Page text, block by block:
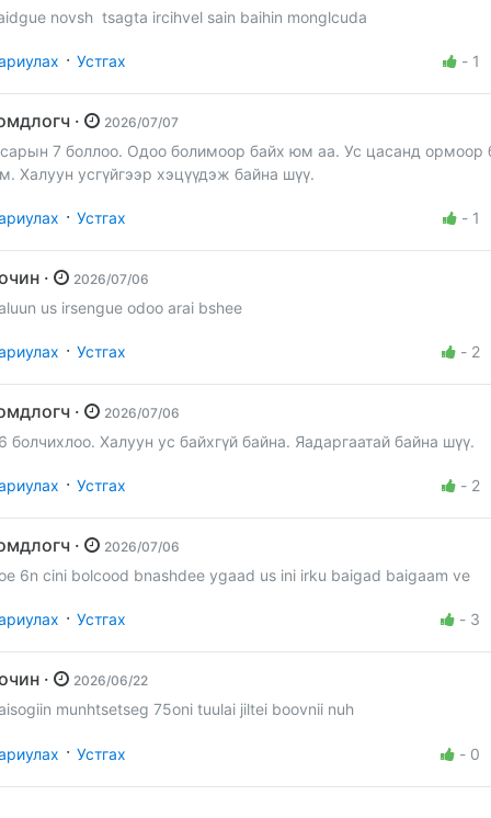
novsh tsagta ircihvel sain baihin monglcuda
· Устгах - 1
Гомдлогч · 2026/07/07
7 боллоо. Одоо болимоор байх юм аа. Ус цасанд ормоор
Халуун усгүйгээр хэцүүдэж байна шүү.
· Устгах - 1
Зочин · 2026/07/06
us irsengue odoo arai bshee
· Устгах - 2
Гомдлогч · 2026/07/06
болчихлоо. Халуун ус байхгүй байна. Яадаргаатай байна шүү.
· Устгах - 2
Гомдлогч · 2026/07/06
6n cini bolcood bnashdee ygaad us ini irku baigad baigaam ve
· Устгах - 3
Зочин · 2026/06/22
munhtsetseg 75oni tuulai jiltei boovnii nuh
· Устгах - 0